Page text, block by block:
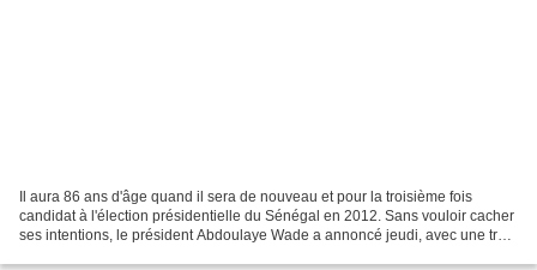
Il aura 86 ans d'âge quand il sera de nouveau et pour la troisième fois
candidat à l'élection présidentielle du Sénégal en 2012. Sans vouloir cacher
ses intentions, le président Abdoulaye Wade a annoncé jeudi, avec une très